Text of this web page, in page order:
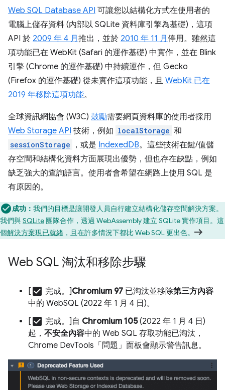
Web SQL Database API 可讓您以結構化方式在使用者的
電腦上儲存資料 (內部以 SQLite 資料庫引擎為基礎)，這項
API 於 2009 年 4 月推出，並於 2010 年 11 月停用。雖然這
項功能已在 WebKit (Safari 的運作基礎) 中實作，並在 Blink
引擎 (Chrome 的運作基礎) 中持續運作，但 Gecko
(Firefox 的運作基礎) 從未實作這項功能，且 WebKit 已在
2019 年移除這項功能。
全球資訊網協會 (W3C) 鼓勵需要網頁資料庫的使用者採用
Web Storage API 技術，例如 localStorage 和
sessionStorage ，或是 IndexedDB。這些技術在鍵/值儲
存空間和結構化資料方面展現出優勢，但也存在缺點，例如
缺乏強大的查詢語言。使用者會希望在網路上使用 SQL 是
有原因的。
成功： 我們的目標是讓開發人員自行建立結構化儲存空間解決方案。
我們與SQLite團隊合作，透過 WebAssembly 建立 SQLite 實作項目。這
個解決方案現已就緒 ，且在許多情況下都比 Web SQL 更出色。
Web SQL 淘汰和移除步驟
[ check_box 完成。]Chromium 97 已淘汰並移除第三方內容
中的 WebSQL (2022 年 1 月 4 日)。
[ check_box 完成。]自 Chromium 105(2022 年 1 月 4 日)
起， 不安全內容中的 Web SQL 存取功能已淘汰，
Chrome DevTools「問題」面板會顯示警告訊息。